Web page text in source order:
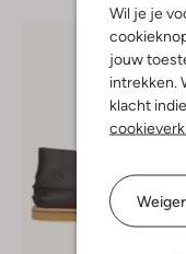
Wil je je
jouw
intrekken.
klacht